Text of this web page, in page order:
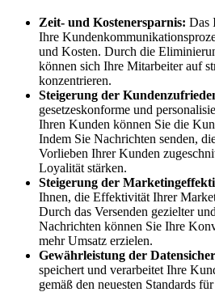
Zeit- und Kostenersparnis: Das
Ihre
und Kosten. Durch die
können sich Ihre Mitarbeiter auf
konzentrieren.
Steigerung der
gesetzeskonforme und
Ihren Kunden können Sie die
Indem Sie Nachrichten senden,
Vorlieben Ihrer Kunden
Loyalität stärken.
Steigerung der
Ihnen, die Effektivität Ihrer
Durch das Versenden gezielter
Nachrichten können Sie Ihre
mehr Umsatz erzielen.
Gewährleistung der
speichert und verarbeitet Ihre
gemäß den neuesten Standards